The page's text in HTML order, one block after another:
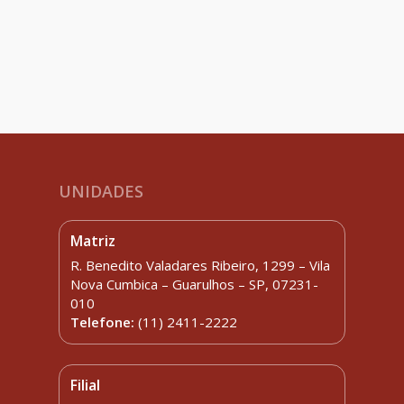
UNIDADES
Matriz
R. Benedito Valadares Ribeiro, 1299 – Vila
Nova Cumbica – Guarulhos – SP, 07231-
010
Telefone:(11) 2411-2222
Filial